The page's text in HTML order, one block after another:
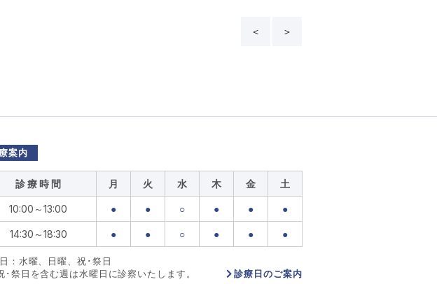
＜ ＞
案内
診 療 時 間 月 火 水 木 金 土
10:00～13:00 ● ● ○ ● ● ●
14:30～18:30 ● ● ○ ● ● ●
：水曜、日曜、祝･祭日
･祭日を含む週は水曜日に診察いたします。 診療日のご案内